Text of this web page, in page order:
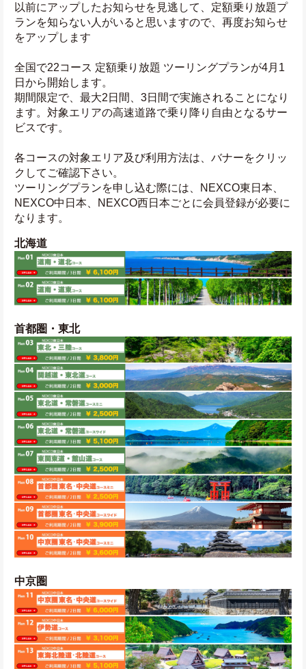
以前にアップしたお知らせを見逃して、定額乗り放題プ
ランを知らない人がいると思いますので、再度お知らせ
をアップします
全国で22コース 定額乗り放題 ツーリングプランが4月1
日から開始します。
期間限定で、最大2日間、3日間で実施されることになり
ます。対象エリアの高速道路で乗り降り自由となるサー
ビスです。
各コースの対象エリア及び利用方法は、バナーをクリッ
クしてご確認下さい。
ツーリングプランを申し込む際には、NEXCO東日本、
NEXCO中日本、NEXCO西日本ごとに会員登録が必要に
なります。
北海道
首都圏・東北
中京圏